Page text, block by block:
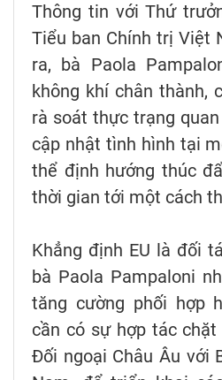
Thông tin với Thứ
Tiểu ban Chính trị Việt
ra, bà Paola
không khí chân thành,
rà soát thực trạng
cập nhật tình hình tại
thể định hướng thúc
thời gian tới một cách
Khẳng định EU là đối
bà Paola Pampaloni
tăng cường phối hợp
cần có sự hợp tác
Đối ngoại Châu Âu với